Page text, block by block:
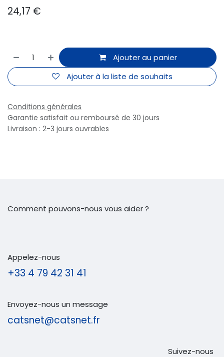
24,17 €
Ajouter au panier
Ajouter à la liste de souhaits
Conditions générales
Garantie satisfait ou remboursé de 30 jours
Livraison : 2-3 jours ouvrables
Comment pouvons-nous vous aider ?
Appelez-nous
+33 4 79 42 31 41
Envoyez-nous un message
catsnet@catsnet.fr
Suivez-nous